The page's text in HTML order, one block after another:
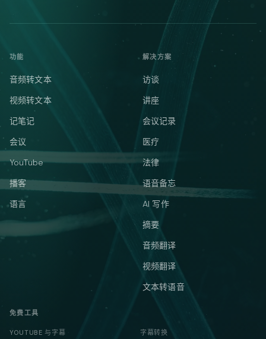
功能
音频转文本
视频转文本
记笔记
会议
YouTube
播客
语言
解决方案
访谈
讲座
会议记录
医疗
法律
语音备忘
AI 写作
摘要
音频翻译
视频翻译
文本转语音
免费工具
YOUTUBE 与字幕 字幕转换